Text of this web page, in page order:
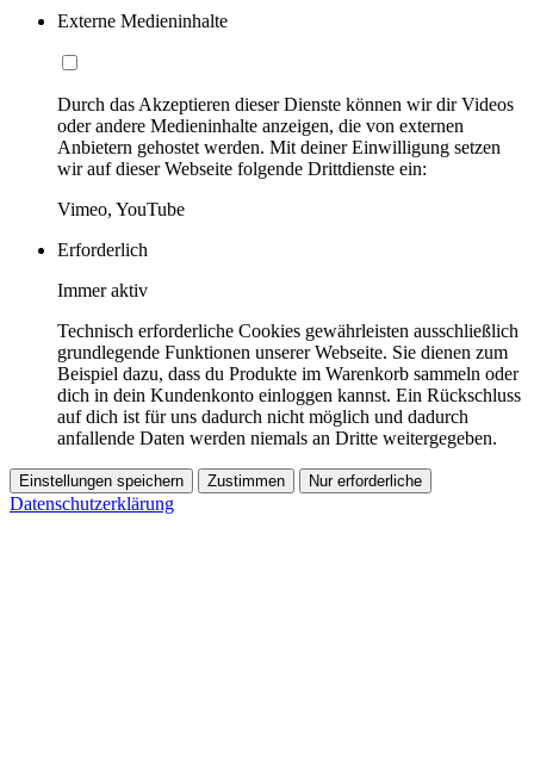
Externe Medieninhalte
Durch das Akzeptieren dieser Dienste können wir dir Videos
oder andere Medieninhalte anzeigen, die von externen
Anbietern gehostet werden. Mit deiner Einwilligung setzen
wir auf dieser Webseite folgende Drittdienste ein:
Vimeo, YouTube
Erforderlich
Immer aktiv
Technisch erforderliche Cookies gewährleisten ausschließlich
grundlegende Funktionen unserer Webseite. Sie dienen zum
Beispiel dazu, dass du Produkte im Warenkorb sammeln oder
dich in dein Kundenkonto einloggen kannst. Ein Rückschluss
auf dich ist für uns dadurch nicht möglich und dadurch
anfallende Daten werden niemals an Dritte weitergegeben.
Einstellungen speichern Zustimmen Nur erforderliche
Datenschutzerklärung